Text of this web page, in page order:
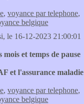
, voyance par telephone,
belgique
le 16-12-2023 21:00:01
et temps de pause
et l'assurance maladie
, voyance par telephone,
belgique